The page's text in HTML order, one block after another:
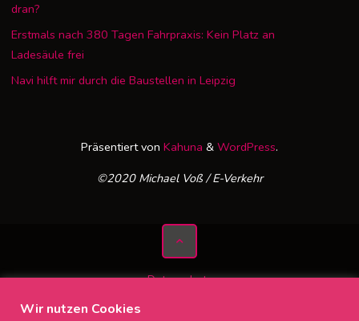
dran?
Erstmals nach 380 Tagen Fahrpraxis: Kein Platz an
Ladesäule frei
Navi hilft mir durch die Baustellen in Leipzig
Präsentiert von Kahuna & WordPress.
©2020 Michael Voß / E-Verkehr
Datenschutz
Wir nutzen Cookies